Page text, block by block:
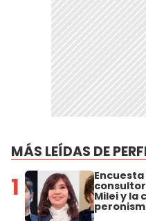
MÁS LEÍDAS DE
1 Milei y la